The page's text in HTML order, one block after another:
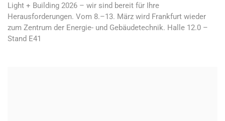
Light + Building 2026 – wir sind bereit für Ihre
Herausforderungen. Vom 8.–13. März wird Frankfurt wieder
zum Zentrum der Energie- und Gebäudetechnik. Halle 12.0 –
Stand E41